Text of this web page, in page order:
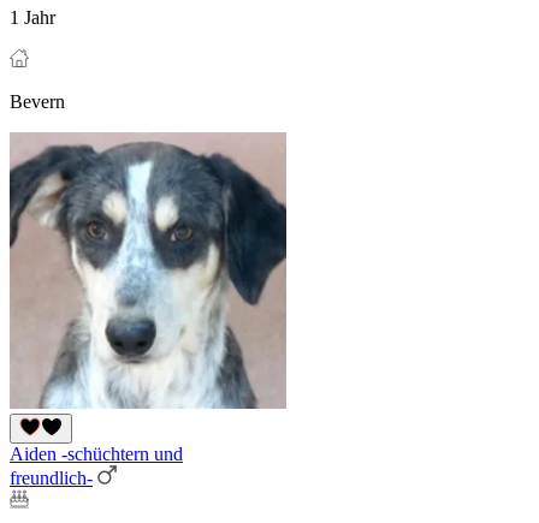
1 Jahr
Bevern
Aiden -schüchtern und
freundlich-